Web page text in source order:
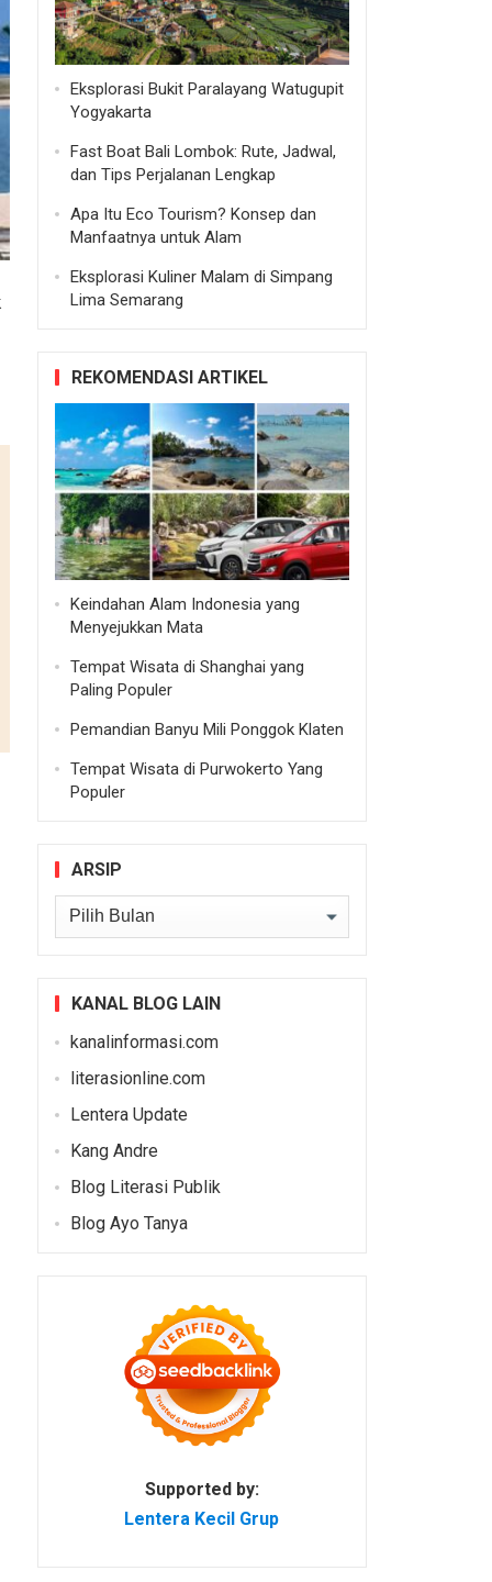
Eksplorasi Bukit Paralayang Watugupit
Yogyakarta
Fast Boat Bali Lombok: Rute, Jadwal,
dan Tips Perjalanan Lengkap
Apa Itu Eco Tourism? Konsep dan
Manfaatnya untuk Alam
Eksplorasi Kuliner Malam di Simpang
Lima Semarang
REKOMENDASI ARTIKEL
Keindahan Alam Indonesia yang
Menyejukkan Mata
Tempat Wisata di Shanghai yang
Paling Populer
Pemandian Banyu Mili Ponggok Klaten
Tempat Wisata di Purwokerto Yang
Populer
ARSIP
Arsip
KANAL BLOG LAIN
kanalinformasi.com
literasionline.com
Lentera Update
Kang Andre
Blog Literasi Publik
Blog Ayo Tanya
Supported by:
Lentera Kecil Grup